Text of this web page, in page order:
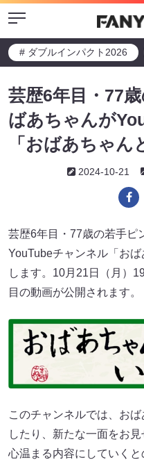
Menu
# ダブルインパクト2026
芸歴6年目・77
ばあちゃんが
「おばあちゃ
2024-10-21
芸歴6年目・77歳の若手ピ
YouTubeチャンネル「お
します。10月21日（月）
目の動画が公開されます。
このチャンネルでは、お
したり、新たな一面をお
心温まる内容にしていく